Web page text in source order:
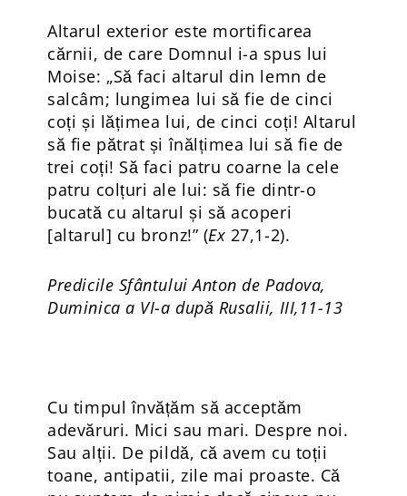
Altarul exterior este mortificarea
cărnii, de care Domnul i-a spus lui
Moise: „Să faci altarul din lemn de
salcâm; lungimea lui să fie de cinci
coți și lățimea lui, de cinci coți! Altarul
să fie pătrat și înălțimea lui să fie de
trei coți! Să faci patru coarne la cele
patru colțuri ale lui: să fie dintr-o
bucată cu altarul și să acoperi
[altarul] cu bronz!” (Ex 27,1-2).
Predicile Sfântului Anton de Padova,
Duminica a VI-a după Rusalii, III,11-13
Cu timpul învățăm să acceptăm
adevăruri. Mici sau mari. Despre noi.
Sau alții. De pildă, că avem cu toții
toane, antipatii, zile mai proaste. Că